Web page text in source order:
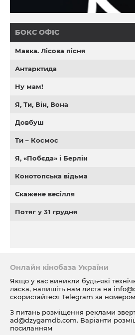
БОКС ОФІС
Мавка. Лісова пісня
Антарктида
Ну мам!
Я, Ти, Він, Вона
Довбуш
Ти – Космос
Я, «Побєда» і Берлін
Конотопська відьма
Скажене весілля
Потяг у 31 грудня
Онлайн кінобаза України
Якщо у вас виникли будь-які
ласка, напишіть нам листа на
скористайтеся Telegram за номером
З питань розміщення реклами
ad@dzygamdb.com. Варіанти
посиланням